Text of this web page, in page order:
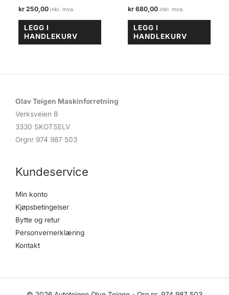
kr 250,00
LEGG I
HANDLEKURV
kr 680,00
LEGG I
HANDLEKURV
Olav Teigen Maskinforretning
Verksveien 8
3330 SKOTSELV
Orgnr 974 987 503
Kundeservice
Min konto
Kjøpsbetingelser
Bytte og retur
Personvernerklæring
Kontakt